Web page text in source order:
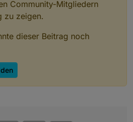
Community-Mitgliedern
zu zeigen.
dieser Beitrag noch